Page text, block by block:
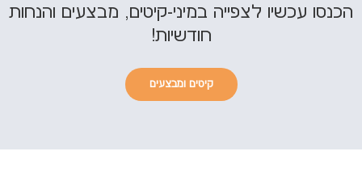
הכנסו עכשיו לצפייה במיני-קיטים, מבצעים והנחות
חודשיות!
קיטים ומבצעים